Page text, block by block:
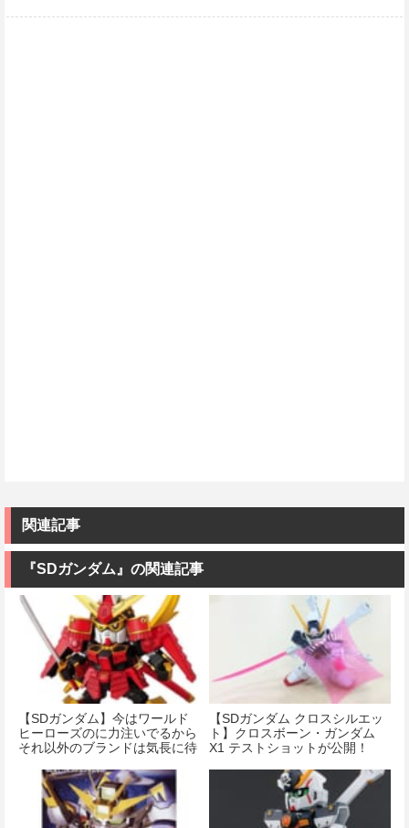
関連記事
『SDガンダム』の関連記事
【SDガンダム】今はワールド
ヒーローズのに力注いでるから
それ以外のブランドは気長に待
【SDガンダム クロスシルエッ
ト】クロスボーン・ガンダム
X1 テストショットが公開！